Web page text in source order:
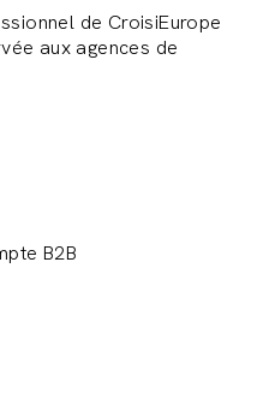
de CroisiEurope
aux agences de
B2B